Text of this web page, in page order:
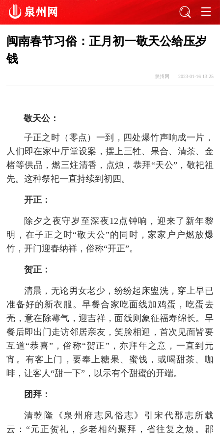
闽南春节习俗：正月初一敬天公给压岁
钱
泉州网 2023-01-16 13:25
敬天公：
子正之时（零点）一到，四处爆竹声响成一片，
人们即在家中厅堂设案，摆上三牲、果合、清茶、金
楮等供品，燃三炷清香，点烛，恭拜“天公”，敬祀祖
先。这种祭祀一直持续到初四。
开正：
除夕之夜守岁至深夜12点钟响，迎来了新年黎
明，在子正之时“敬天公”的同时，家家户户燃放爆
竹，开门迎春纳祥，俗称“开正”。
贺正：
清晨，无论男女老少，纷纷起床盥洗，穿上早已
准备好的新衣服。早餐合家吃面线加鸡蛋，吃蛋去
壳，意在除霉气，迎吉祥，面线则象征福寿绵长。早
餐后即出门走访邻居亲友，笑脸相迎，首次见面皆要
互道“恭喜”，俗称“贺正”，亦拜年之意，一直到元
宵。有客上门，要奉上糖果、蜜饯，或喝甜茶、咖
啡，让客人“甜一下”，以示有个甜蜜的开端。
团拜：
清乾隆《泉州府志风俗志》引宋代郡志所载
云：“元正贺礼，乡老相约聚拜，省往复之烦。郡